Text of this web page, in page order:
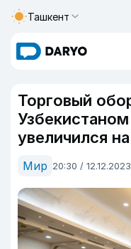
Ташкент
Торговый
увеличился
Мир 20:30 / 12.12.2023